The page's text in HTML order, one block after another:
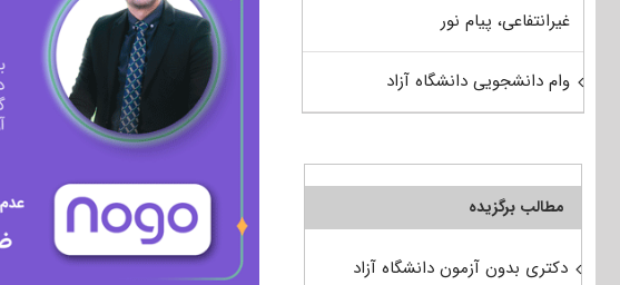
غیرانتفاعی، پیام نور
وام دانشجویی دانشگاه آزاد
مطالب برگزیده
دکتری بدون آزمون دانشگاه آزاد